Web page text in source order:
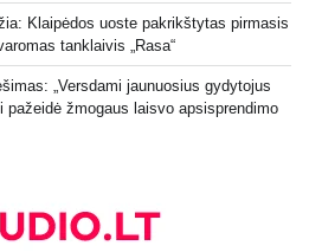
Klaipėdos uoste pakrikštytas pirmasis
tanklaivis „Rasa“
„Versdami jaunuosius gydytojus
pažeidė žmogaus laisvo apsisprendimo